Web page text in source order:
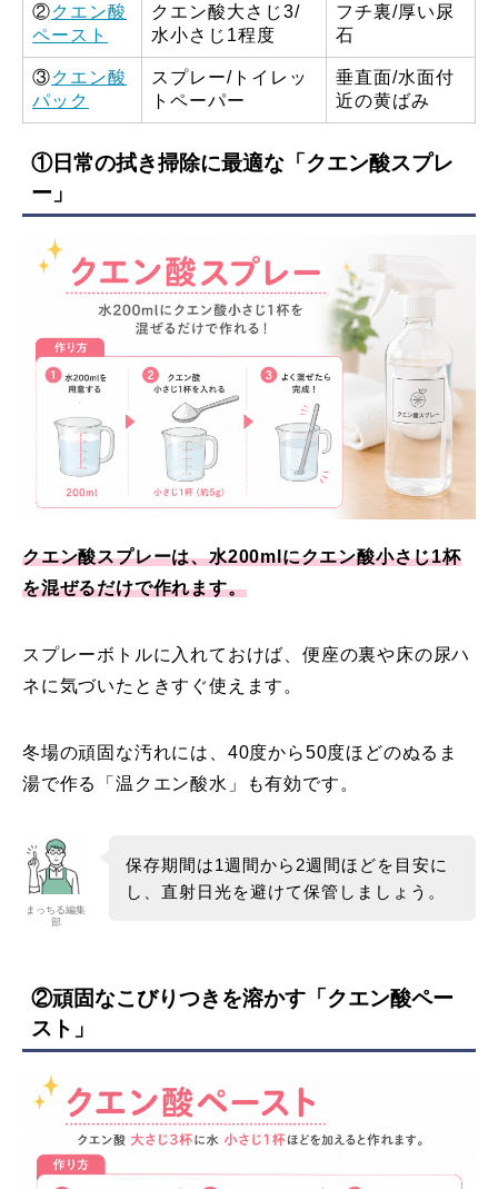
②クエン酸
ペースト
クエン酸大さじ3/
水小さじ1程度
フチ裏/厚い尿
石
③クエン酸
パック
スプレー/トイレッ
トペーパー
垂直面/水面付
近の黄ばみ
①日常の拭き掃除に最適な「 クエン酸スプレ
ー 」
クエン酸スプレーは、水200mlにクエン酸小さじ1杯
を混ぜるだけで作れます。
スプレーボトルに入れておけば、便座の裏や床の尿ハ
ネに気づいたときすぐ使えます。
冬場の頑固な汚れには、40度から50度ほどのぬるま
湯で作る「温クエン酸水」も有効です。
まっちる編集
部
保存期間は1週間から2週間ほどを目安に
し、直射日光を避けて保管しましょう。
②頑固なこびりつきを溶かす「クエン酸ペー
スト 」